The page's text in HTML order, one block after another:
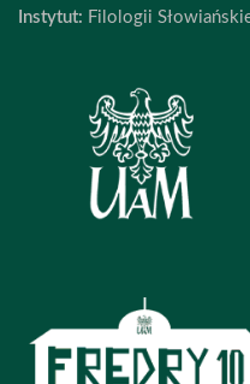
Instytut: Filologii